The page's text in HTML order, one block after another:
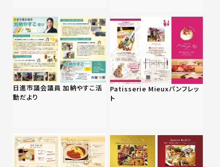
日進市議会議員 加納やすこ活
動だより
Patisserie Mieuxパンフレッ
ト